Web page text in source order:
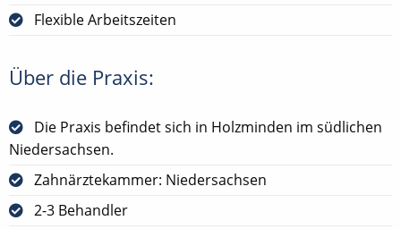
Flexible Arbeitszeiten
Über die Praxis:
Die Praxis befindet sich in Holzminden im südlichen
Niedersachsen.
Zahnärztekammer: Niedersachsen
2-3 Behandler